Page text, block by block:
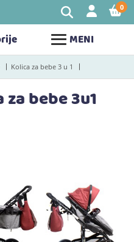
MENI
0
Kolica za bebe 3 u 1
bebe 3u1